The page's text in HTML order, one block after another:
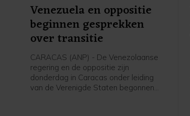
Venezuela en oppositie
beginnen gesprekken
over transitie
CARACAS (ANP) - De Venezolaanse
regering en de oppositie zijn
donderdag in Caracas onder leiding
van de Verenigde Staten begonnen